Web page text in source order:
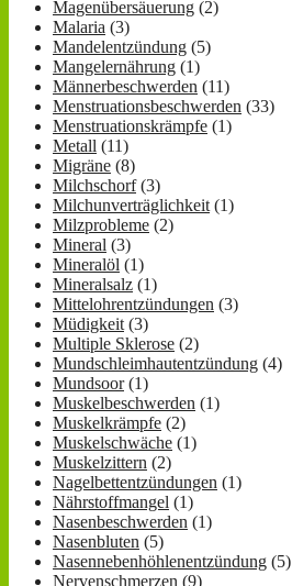
Magenübersäuerung (2)
Malaria (3)
Mandelentzündung (5)
Mangelernährung (1)
Männerbeschwerden (11)
Menstruationsbeschwerden (33)
Menstruationskrämpfe (1)
Metall (11)
Migräne (8)
Milchschorf(3)
Milchunverträglichkeit (1)
Milzprobleme (2)
Mineral (3)
Mineralöl (1)
Mineralsalz (1)
Mittelohrentzündungen (3)
Müdigkeit (3)
Multiple Sklerose (2)
Mundschleimhautentzündung (4)
Mundsoor(1)
Muskelbeschwerden (1)
Muskelkrämpfe (2)
Muskelschwäche (1)
Muskelzittern (2)
Nagelbettentzündungen (1)
Nährstoffmangel (1)
Nasenbeschwerden (1)
Nasenbluten (5)
Nasennebenhöhlenentzündung (5)
Nervenschmerzen (9)